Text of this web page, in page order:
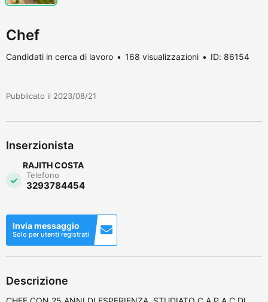
Chef
Candidati in cerca di lavoro 168 visualizzazioni ID: 86154
Pubblicato il 2023/08/21
Inserzionista
RAJITH COSTA
Telefono
3293784454
Invia messaggio
Solo per utenti registrati
Descrizione